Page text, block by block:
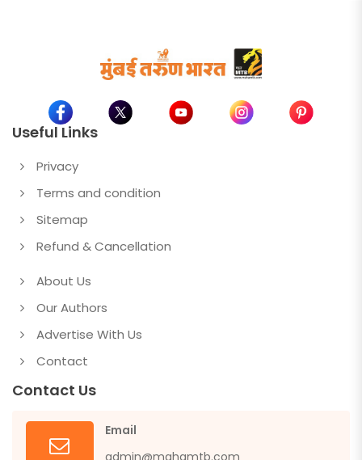
Useful Links
Privacy
Terms and condition
Sitemap
Refund & Cancellation
About Us
Our Authors
Advertise With Us
Contact
Contact Us
Email